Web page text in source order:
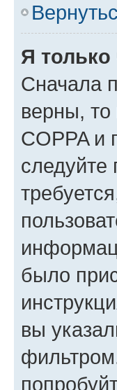
Я только
Сначала
верны,
COPPA и
было
вы